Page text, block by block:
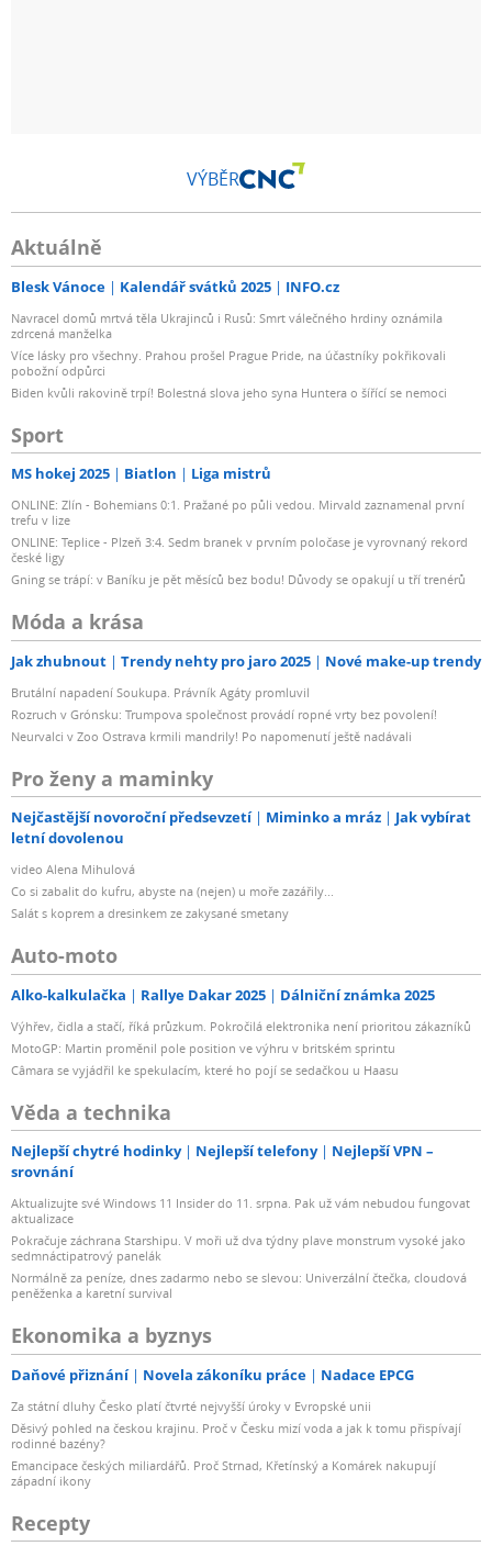
VÝBĚR
Aktuálně
Blesk Vánoce Kalendář svátků 2025 INFO.cz
Navracel domů mrtvá těla Ukrajinců i Rusů: Smrt válečného hrdiny oznámila
zdrcená manželka
Více lásky pro všechny. Prahou prošel Prague Pride, na účastníky pokřikovali
pobožní odpůrci
Biden kvůli rakovině trpí! Bolestná slova jeho syna Huntera o šířící se nemoci
Sport
MS hokej 2025 Biatlon Liga mistrů
ONLINE: Zlín - Bohemians 0:1. Pražané po půli vedou. Mirvald zaznamenal první
trefu v lize
ONLINE: Teplice - Plzeň 3:4. Sedm branek v prvním poločase je vyrovnaný rekord
české ligy
Gning se trápí: v Baníku je pět měsíců bez bodu! Důvody se opakují u tří trenérů
Móda a krása
Jak zhubnout Trendy nehty pro jaro 2025 Nové make-up trendy
Brutální napadení Soukupa. Právník Agáty promluvil
Rozruch v Grónsku: Trumpova společnost provádí ropné vrty bez povolení!
Neurvalci v Zoo Ostrava krmili mandrily! Po napomenutí ještě nadávali
Pro ženy a maminky
Nejčastější novoroční předsevzetí Miminko a mráz
Jak vybírat
letní dovolenou
video Alena Mihulová
Co si zabalit do kufru, abyste na (nejen) u moře zazářily...
Salát s koprem a dresinkem ze zakysané smetany
Auto-moto
Alko-kalkulačka Rallye Dakar 2025 Dálniční známka 2025
Výhřev, čidla a stačí, říká průzkum. Pokročilá elektronika není prioritou zákazníků
MotoGP: Martin proměnil pole position ve výhru v britském sprintu
Câmara se vyjádřil ke spekulacím, které ho pojí se sedačkou u Haasu
Věda a technika
Nejlepší chytré hodinky Nejlepší telefony
Nejlepší VPN –
srovnání
Aktualizujte své Windows 11 Insider do 11. srpna. Pak už vám nebudou fungovat
aktualizace
Pokračuje záchrana Starshipu. V moři už dva týdny plave monstrum vysoké jako
sedmnáctipatrový panelák
Normálně za peníze, dnes zadarmo nebo se slevou: Univerzální čtečka, cloudová
peněženka a karetní survival
Ekonomika a byznys
Daňové přiznání Novela zákoníku práce Nadace EPCG
Za státní dluhy Česko platí čtvrté nejvyšší úroky v Evropské unii
Děsivý pohled na českou krajinu. Proč v Česku mizí voda a jak k tomu přispívají
rodinné bazény?
Emancipace českých miliardářů. Proč Strnad, Křetínský a Komárek nakupují
západní ikony
Recepty